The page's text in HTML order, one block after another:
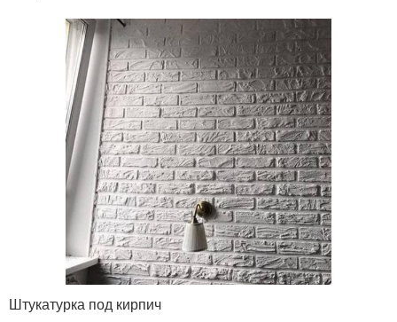
Штукатурка под кирпич